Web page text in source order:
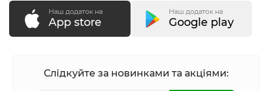
Наш додаток на
App store
Наш додаток на
Google play
Слідкуйте за новинками та акціями: